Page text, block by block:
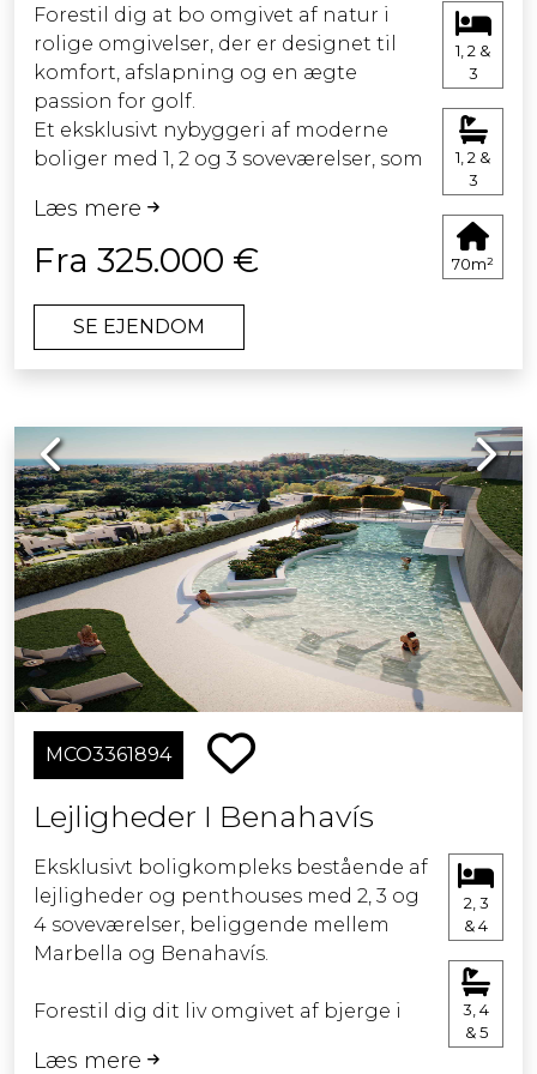
Kom og oplev din drømmenes livsstil i
vores parvillas, hvor komfort og stil
mødes i perfekt harmoni.
Forestil dig at bo omgivet af natur i
rolige omgivelser, der er designet til
komfort, afslapning og en ægte
passion for golf.
Et eksklusivt nybyggeri af moderne
boliger med 1, 2 og 3 soveværelser, som
En unik enklave, der tilbyder en
virkelig fordybende golflivsstil.
Dette projekt harmonerer med det
naturlige landskab og tilbyder en
en overflod af naturligt lys hele dagen
og skaber en direkte forbindelse til
det udendørs miljø.
Designet til dem, der værdsætter
livskvalitet, privatliv og en aktiv livsstil:
Udendørs swimmingpool
Tagterrasse med chill-out-område og
swimmingpool
Private parkeringspladser til
barnevogne
middelhavssjæl prioriterer åbne og
funktionelle rum med store terrasser
Læs mere
Fra 325.000 €
SE EJENDOM
1, 2 &
3
1, 2 &
3
70m²
Previous Next
MCO3361894
Lejligheder I Benahavís
Eksklusivt boligkompleks bestående af
lejligheder og penthouses med 2, 3 og
4 soveværelser, beliggende mellem
Marbella og Benahavís.
Forestil dig dit liv omgivet af bjerge i
og indendørs og udendørs
Læs mere
2, 3
& 4
3, 4
& 5